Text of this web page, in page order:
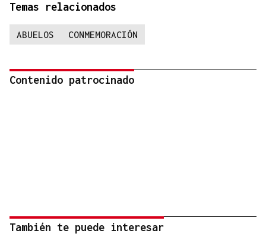
Temas relacionados
ABUELOS CONMEMORACIÓN
Contenido patrocinado
También te puede interesar